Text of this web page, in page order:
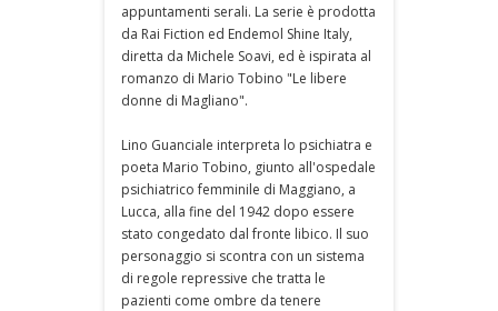
appuntamenti serali. La serie è prodotta
da Rai Fiction ed Endemol Shine Italy,
diretta da Michele Soavi, ed è ispirata al
romanzo di Mario Tobino "Le libere
donne di Magliano".
Lino Guanciale interpreta lo psichiatra e
poeta Mario Tobino, giunto all'ospedale
psichiatrico femminile di Maggiano, a
Lucca, alla fine del 1942 dopo essere
stato congedato dal fronte libico. Il suo
personaggio si scontra con un sistema
di regole repressive che tratta le
pazienti come ombre da tenere